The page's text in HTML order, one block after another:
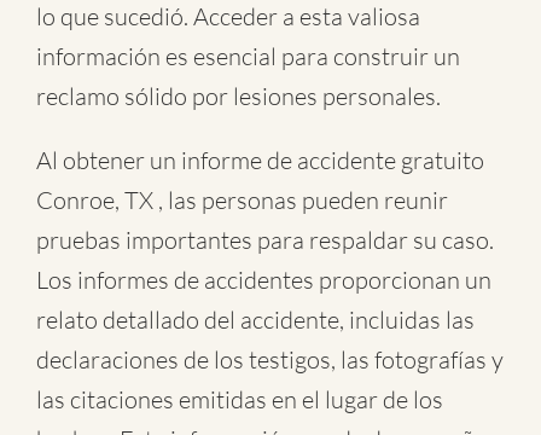
lo que sucedió. Acceder a esta valiosa
información es esencial para construir un
reclamo sólido por lesiones personales.
Al obtener un informe de accidente gratuito
Conroe, TX , las personas pueden reunir
pruebas importantes para respaldar su caso.
Los informes de accidentes proporcionan un
relato detallado del accidente, incluidas las
declaraciones de los testigos, las fotografías y
las citaciones emitidas en el lugar de los